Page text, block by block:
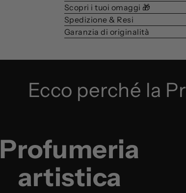
Scopri i tuoi omaggi 🎁
Spedizione & Resi
Garanzia di originalità
Ecco perché la
Profumeria
artistica